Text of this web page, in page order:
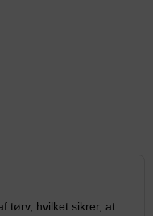
tørv, hvilket sikrer, at